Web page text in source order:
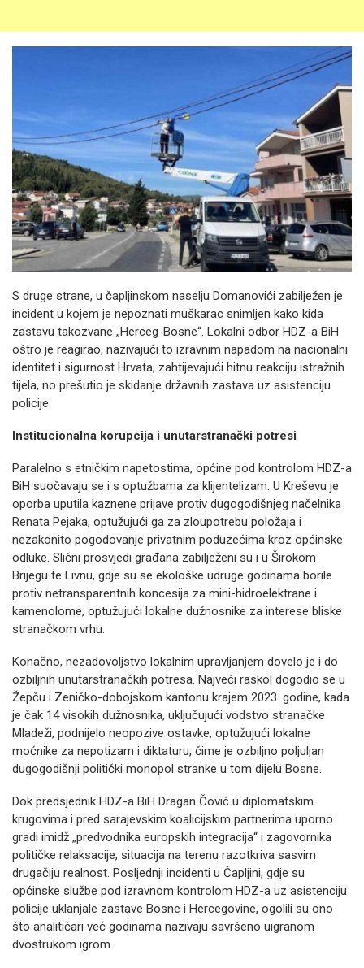
S druge strane, u čapljinskom naselju Domanovići zabilježen je
incident u kojem je nepoznati muškarac snimljen kako kida
zastavu takozvane „Herceg-Bosne“. Lokalni odbor HDZ-a BiH
oštro je reagirao, nazivajući to izravnim napadom na nacionalni
identitet i sigurnost Hrvata, zahtijevajući hitnu reakciju istražnih
tijela, no prešutio je skidanje državnih zastava uz asistenciju
policije.
Institucionalna korupcija i unutarstranački potresi
Paralelno s etničkim napetostima, općine pod kontrolom HDZ-a
BiH suočavaju se i s optužbama za klijentelizam. U Kreševu je
oporba uputila kaznene prijave protiv dugogodišnjeg načelnika
Renata Pejaka, optužujući ga za zloupotrebu položaja i
nezakonito pogodovanje privatnim poduzećima kroz općinske
odluke. Slični prosvjedi građana zabilježeni su i u Širokom
Brijegu te Livnu, gdje su se ekološke udruge godinama borile
protiv netransparentnih koncesija za mini-hidroelektrane i
kamenolome, optužujući lokalne dužnosnike za interese bliske
stranačkom vrhu.
Konačno, nezadovoljstvo lokalnim upravljanjem dovelo je i do
ozbiljnih unutarstranačkih potresa. Najveći raskol dogodio se u
Žepču i Zeničko-dobojskom kantonu krajem 2023. godine, kada
je čak 14 visokih dužnosnika, uključujući vodstvo stranačke
Mladeži, podnijelo neopozive ostavke, optužujući lokalne
moćnike za nepotizam i diktaturu, čime je ozbiljno poljuljan
dugogodišnji politički monopol stranke u tom dijelu Bosne.
Dok predsjednik HDZ-a BiH Dragan Čović u diplomatskim
krugovima i pred sarajevskim koalicijskim partnerima uporno
gradi imidž „predvodnika europskih integracija“ i zagovornika
političke relaksacije, situacija na terenu razotkriva sasvim
drugačiju realnost. Posljednji incidenti u Čapljini, gdje su
općinske službe pod izravnom kontrolom HDZ-a uz asistenciju
policije uklanjale zastave Bosne i Hercegovine, ogolili su ono
što analitičari već godinama nazivaju savršeno uigranom
dvostrukom igrom.